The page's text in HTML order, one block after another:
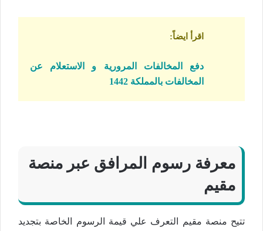
اقرأ ايضاً:
دفع المخالفات المرورية و الاستعلام عن
المخالفات بالمملكة 1442
معرفة رسوم المرافق عبر منصة
مقيم
تتيح منصة مقيم التعرف علي قيمة الرسوم الخاصة بتجديد